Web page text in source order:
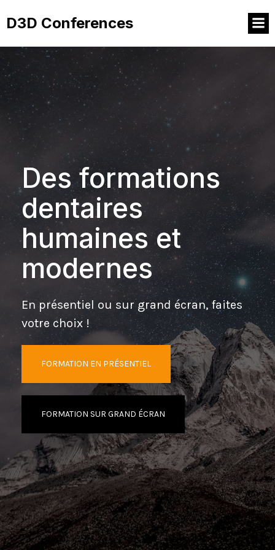
D3D Conferences
Des formations
dentaires
humaines et
modernes
En présentiel ou sur grand écran, faites
votre choix !
FORMATION EN PRÉSENTIEL
FORMATION SUR GRAND ÉCRAN